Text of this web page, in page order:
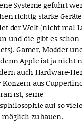
Systeme geführt
richtig starke
der Welt (nicht mal
und die gibt es schon
Gamer, Modder
denn Apple ist ja nicht
auch Hardware-
aus
ist, seine
auf so
zu bauen.